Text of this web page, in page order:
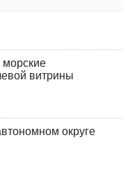
морские
витрины
округе